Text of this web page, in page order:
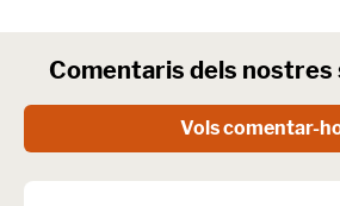
Comentaris dels
Vols comentar-